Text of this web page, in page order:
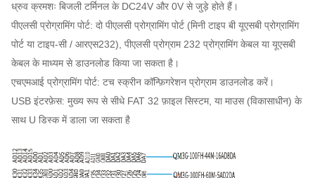
ध्रुव क्रमशः बिजली टर्मिनल के DC24V और 0V से जुड़े होते हैं।
पीएलसी प्रोग्रामिंग पोर्ट: दो पीएलसी प्रोग्रामिंग पोर्ट (मिनी टाइप बी यूएसबी प्रोग्रामिंग
पोर्ट या टाइप-सी / आरएस232), पीएलसी प्रोग्राम 232 प्रोग्रामिंग केबल या यूएसबी
केबल के माध्यम से डाउनलोड किया जा सकता है।
एचएमआई प्रोग्रामिंग पोर्ट: टच स्क्रीन कॉन्फ़िगरेशन प्रोग्राम डाउनलोड करें।
USB इंटरफ़ेस: मुख्य रूप से सीधे FAT 32 फ़ाइल सिस्टम, या माउस (विकासाधीन) के
साथ U डिस्क में डाला जा सकता है